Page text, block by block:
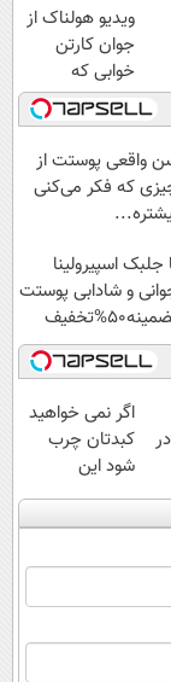
ویدیو هولناک از
جوان کارتن
خوابی که
میلیاردر شد.
آموزش رایگان
واقعی پوستت از
که فکر می‌کنی
جلبک اسپیرولینا
و شادابی پوستت
اگر نمی خواهید
کبدتان چرب
شود این
نوشیدنی خوش
طعم را بنوشید